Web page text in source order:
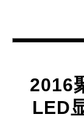
2016
LED